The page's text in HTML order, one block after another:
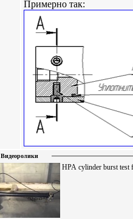
Примерно так:
Видеоролики
HPA cylinder burst